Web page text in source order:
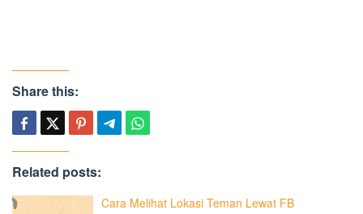
Share this:
Related posts:
Cara Melihat Lokasi Teman Lewat FB